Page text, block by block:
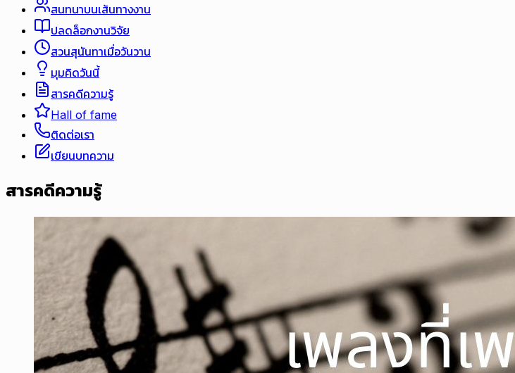
สนทนาบนเส้นทางงาน
ปลดล็อกงานวิจัย
สวนสุนันทาเมื่อวันวาน
มุมคิดวันนี้
สารคดีความรู้
Hall of fame
ติดต่อเรา
เขียนบทความ
สารคดีความรู้